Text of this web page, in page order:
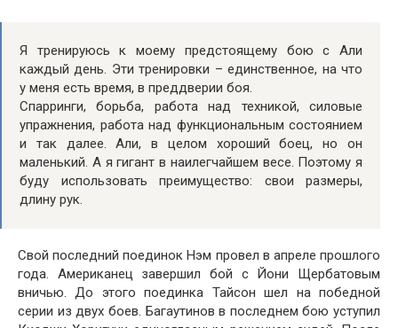
Я тренируюсь к моему предстоящему бою с Али
каждый день. Эти тренировки – единственное, на что
у меня есть время, в преддверии боя.
Спарринги, борьба, работа над техникой, силовые
упражнения, работа над функциональным состоянием
и так далее. Али, в целом хороший боец, но он
маленький. А я гигант в наилегчайшем весе. Поэтому я
буду использовать преимущество: свои размеры,
длину рук.
Свой последний поединок Нэм провел в апреле прошлого
года. Американец завершил бой с Йони Щербатовым
вничью. До этого поединка Тайсон шел на победной
серии из двух боев. Багаутинов в последнем бою уступил